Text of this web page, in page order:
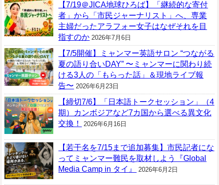
【7/19＠JICA地球ひろば】「継続的な寄付
者」から「市民ジャーナリスト」へ、専業
主婦だったアラフォー女子はなぜそれを目
指すのか 2026年7月6日
【7/5開催】ミャンマー英語サロン “つながる
夏の語り合いDAY” 〜ミャンマーに関わり続
ける3人の「もらった話」＆現地ライブ報
告〜 2026年6月23日
【締切7/6】「日本語トークセッション」（4
期）カンボジアなど7カ国から選べる異文化
交換！
2026年6月16日
【若干名を7/15まで追加募集】市民記者にな
ってミャンマー難民を取材しよう『Global
Media Camp in タイ』
2026年6月2日